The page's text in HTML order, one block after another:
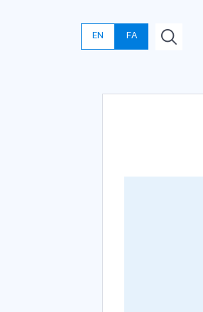
FA
EN